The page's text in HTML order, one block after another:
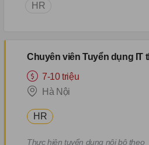
HR
7-10 triệu
Hà Nội
HR
Thực hiện tuyển dụng nội bộ theo